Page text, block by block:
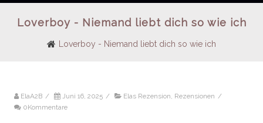
Loverboy - Niemand liebt dich so wie ich
Loverboy - Niemand liebt dich so wie ich
ElaA2B / Juni 16, 2025 / Elas Rezension Rezensionen /
0Kommentare